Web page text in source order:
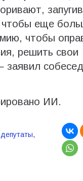
чтобы еще
чтобы
решить свои
ИИ.
депутаты,